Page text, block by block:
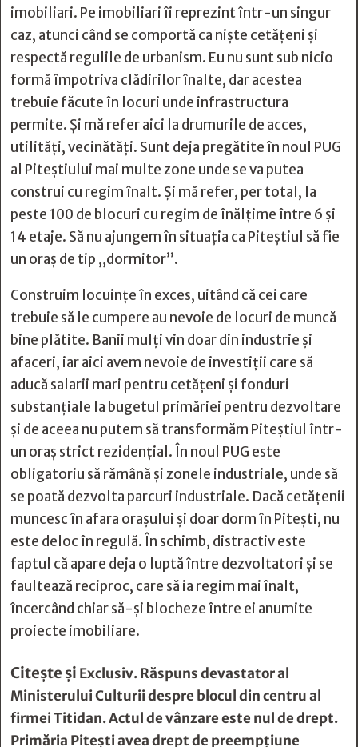
imobiliari. Pe imobiliari îi reprezint într-un singur
caz, atunci când se comportă ca niște cetățeni și
respectă regulile de urbanism. Eu nu sunt sub nicio
formă împotriva clădirilor înalte, dar acestea
trebuie făcute în locuri unde infrastructura
permite. Și mă refer aici la drumurile de acces,
utilități, vecinătăți. Sunt deja pregătite în noul PUG
al Piteștiului mai multe zone unde se va putea
construi cu regim înalt. Și mă refer, per total, la
peste 100 de blocuri cu regim de înălțime între 6 și
14 etaje. Să nu ajungem în situația ca Piteștiul să fie
un oraș de tip „dormitor”.
Construim locuințe în exces, uitând că cei care
trebuie să le cumpere au nevoie de locuri de muncă
bine plătite. Banii mulți vin doar din industrie și
afaceri, iar aici avem nevoie de investiții care să
aducă salarii mari pentru cetățeni și fonduri
substanțiale la bugetul primăriei pentru dezvoltare
și de aceea nu putem să transformăm Piteștiul într-
un oraș strict rezidențial. În noul PUG este
obligatoriu să rămână și zonele industriale, unde să
se poată dezvolta parcuri industriale. Dacă cetățenii
muncesc în afara orașului și doar dorm în Pitești, nu
este deloc în regulă. În schimb, distractiv este
faptul că apare deja o luptă între dezvoltatori și se
faultează reciproc, care să ia regim mai înalt,
încercând chiar să-și blocheze între ei anumite
proiecte imobiliare.
Citește și Exclusiv. Răspuns devastator al
Ministerului Culturii despre blocul din centru al
firmei Titidan. Actul de vânzare este nul de drept.
Primăria Piteşti avea drept de preempţiune